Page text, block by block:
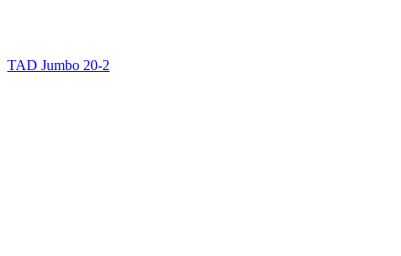
TAD Jumbo 20-2